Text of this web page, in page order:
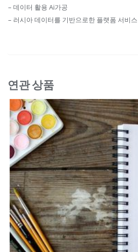
– 데이터 활용 Ai가공
– 러시아 데이터를 기반으로한 플랫폼 서비
연관 상품